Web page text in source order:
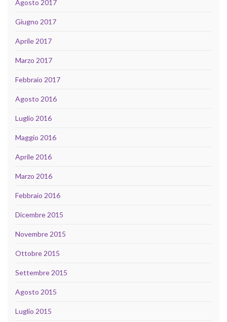
Agosto 2017
Giugno 2017
Aprile 2017
Marzo 2017
Febbraio 2017
Agosto 2016
Luglio 2016
Maggio 2016
Aprile 2016
Marzo 2016
Febbraio 2016
Dicembre 2015
Novembre 2015
Ottobre 2015
Settembre 2015
Agosto 2015
Luglio 2015